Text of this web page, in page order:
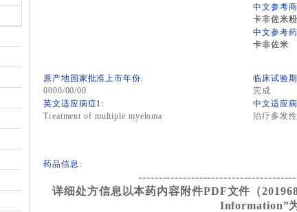
中文参考
卡非佐米
中文参考
卡非佐米
原产地国家批准上市年份:
0000/00/00
英文适应病症1:
Treatment of multiple myeloma
临床试验
完成
中文适应
治疗多发
药品信息:
详细处方信息以本药内容附件PDF文件（
Information”